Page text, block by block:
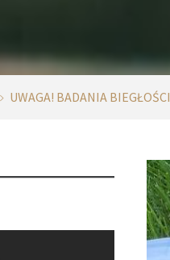
UWAGA! BADANIA BIEGŁOŚCI